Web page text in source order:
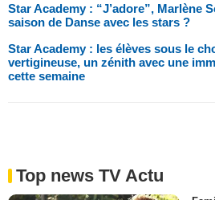
Star Academy : “J’adore”, Marlène
saison de Danse avec les stars ?
Star Academy : les élèves sous le
vertigineuse, un zénith avec une
cette semaine
Top news TV Actu